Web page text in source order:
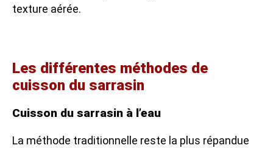
texture aérée.
Les différentes méthodes de
cuisson du sarrasin
Cuisson du sarrasin à l’eau
La méthode traditionnelle reste la plus répandue